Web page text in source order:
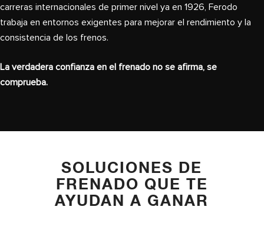
carreras internacionales de primer nivel ya en 1926, Ferodo
trabaja en entornos exigentes para mejorar el rendimiento y la
consistencia de los frenos.
La verdadera confianza en el frenado no se afirma, se
comprueba.
SOLUCIONES DE
FRENADO QUE TE
AYUDAN A GANAR